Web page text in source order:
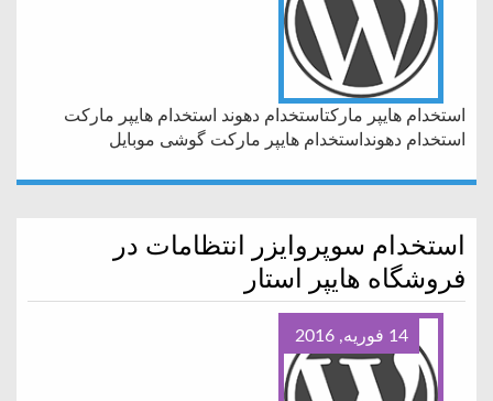
استخدام هایپر مارکتاستخدام دهوند استخدام هایپر مارکت
استخدام دهونداستخدام هایپر مارکت گوشی موبایل
استخدام سوپروایزر انتظامات در
فروشگاه هایپر استار
14 فوریه, 2016